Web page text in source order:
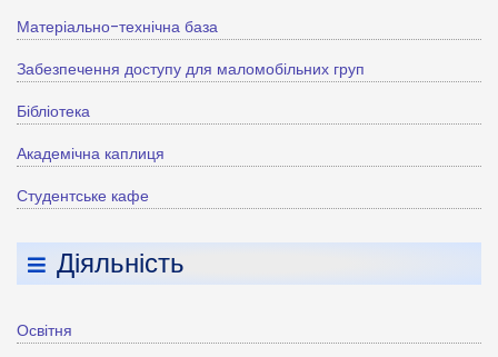
Матеріально-технічна база
Забезпечення доступу для маломобільних груп
Бібліотека
Академічна каплиця
Студентське кафе
Діяльність
Освітня